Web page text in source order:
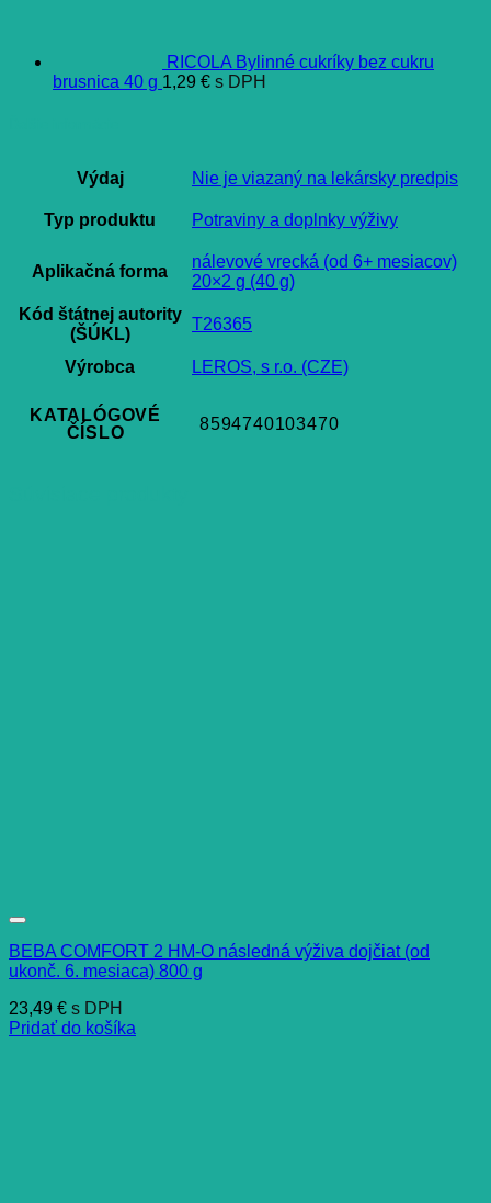
RICOLA Bylinné cukríky bez cukru
brusnica 40 g 1,29 € s DPH
Výdaj Nie je viazaný na lekársky predpis
Typ produktu Potraviny a doplnky výživy
Aplikačná forma
nálevové vrecká (od 6+ mesiacov)
20×2 g (40 g)
Kód štátnej autority
(ŠÚKL)
T26365
Výrobca LEROS, s r.o. (CZE)
KATALÓGOVÉ
ČÍSLO
8594740103470
BEBA COMFORT 2 HM-O následná výživa dojčiat (od
ukonč. 6. mesiaca) 800 g
23,49 € s DPH
Pridať do košíka